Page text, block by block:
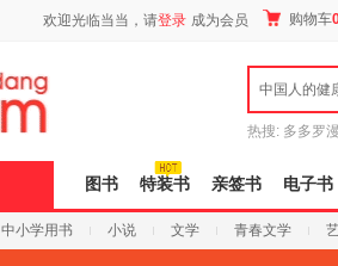
欢迎光临当当，请登录 成为会员 购物车
中国人的健
热搜: 多多罗
图书 特装书 亲签书 电子书
中小学用书 小说 文学 青春文学